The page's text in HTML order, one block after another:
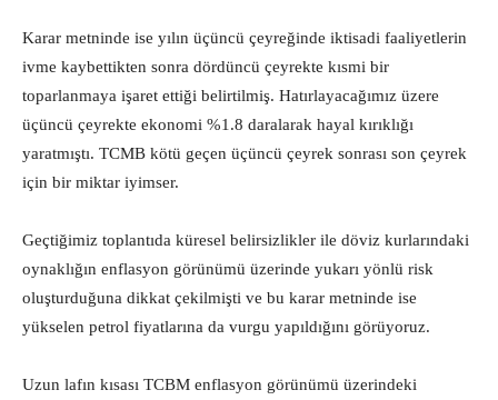
Karar metninde ise yılın üçüncü çeyreğinde iktisadi faaliyetlerin
ivme kaybettikten sonra dördüncü çeyrekte kısmi bir
toparlanmaya işaret ettiği belirtilmiş. Hatırlayacağımız üzere
üçüncü çeyrekte ekonomi %1.8 daralarak hayal kırıklığı
yaratmıştı. TCMB kötü geçen üçüncü çeyrek sonrası son çeyrek
için bir miktar iyimser.
Geçtiğimiz toplantıda küresel belirsizlikler ile döviz kurlarındaki
oynaklığın enflasyon görünümü üzerinde yukarı yönlü risk
oluşturduğuna dikkat çekilmişti ve bu karar metninde ise
yükselen petrol fiyatlarına da vurgu yapıldığını görüyoruz.
Uzun lafın kısası TCBM enflasyon görünümü üzerindeki